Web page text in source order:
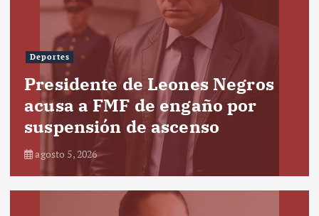
Deportes
Presidente de Leones Negros
acusa a FMF de engaño por
suspensión de ascenso
agosto 5, 2026